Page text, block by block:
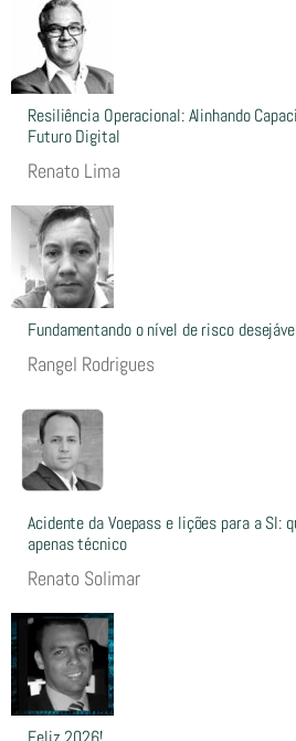
Resiliência Operacional: Alinhando
Futuro Digital
Renato Lima
Fundamentando o nível de risco
Rangel Rodrigues
Acidente da Voepass e lições para a SI:
apenas técnico
Renato Solimar